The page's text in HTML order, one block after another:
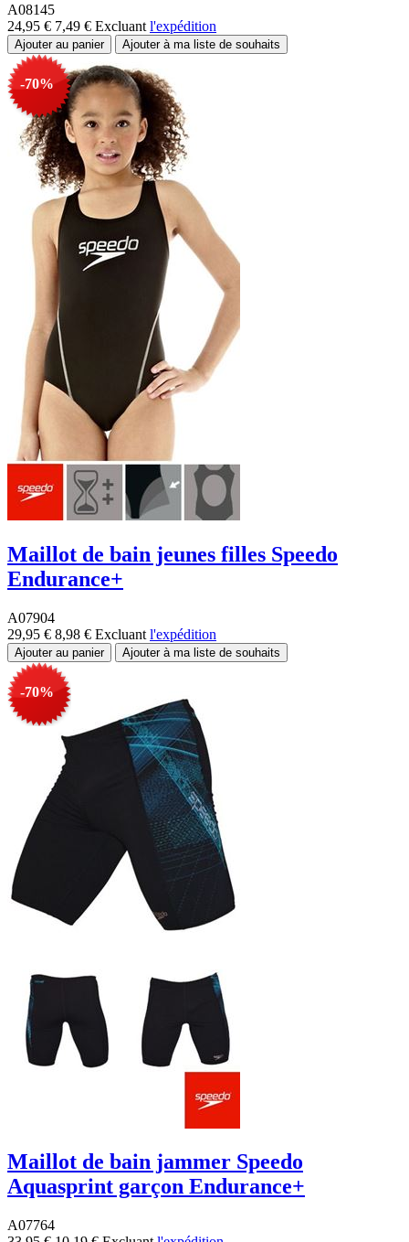
A08145
24,95 € 7,49 € Excluant l'expédition
-70%
Maillot de bain jeunes filles Speedo
Endurance+
A07904
29,95 € 8,98 € Excluant l'expédition
-70%
Maillot de bain jammer Speedo
Aquasprint garçon Endurance+
A07764